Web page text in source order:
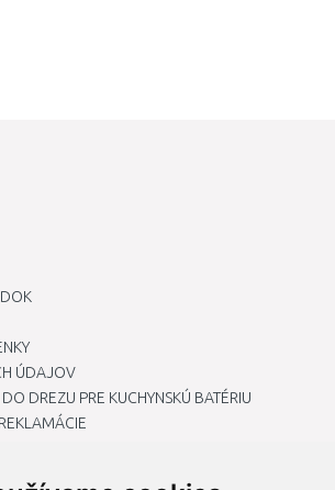
ÚDAJOV
DREZU PRE KUCHYNSKÚ BATÉRIU